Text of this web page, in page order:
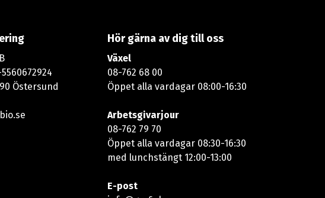
5560672924
Östersund
Hör gärna av dig till oss
Växel
08-762 68 00
Öppet alla vardagar 08:00-16:30​​
Arbetsgivarjour
08-762 79 70
Öppet alla vardagar 08:30-16:30
med lunchstängt 12:00-13:00​
E-post